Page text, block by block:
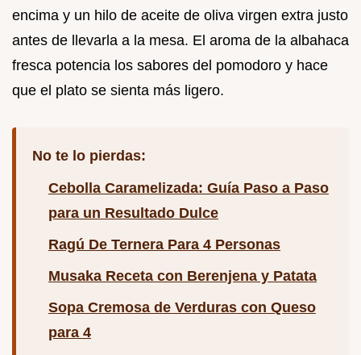
encima y un hilo de aceite de oliva virgen extra justo
antes de llevarla a la mesa. El aroma de la albahaca
fresca potencia los sabores del pomodoro y hace
que el plato se sienta más ligero.
No te lo pierdas:
Cebolla Caramelizada: Guía Paso a Paso
para un Resultado Dulce
Ragú De Ternera Para 4 Personas
Musaka Receta con Berenjena y Patata
Sopa Cremosa de Verduras con Queso
para 4